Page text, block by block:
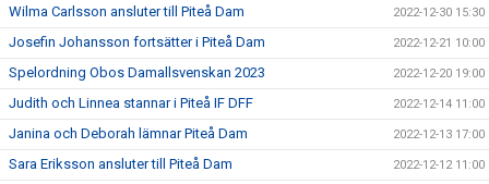
Wilma Carlsson ansluter till Piteå Dam 2022-12-30 15:30
Josefin Johansson fortsätter i Piteå Dam 2022-12-21 10:00
Spelordning Obos Damallsvenskan 2023 2022-12-20 19:00
Judith och Linnea stannar i Piteå IF DFF 2022-12-14 11:00
Janina och Deborah lämnar Piteå Dam 2022-12-13 17:00
Sara Eriksson ansluter till Piteå Dam 2022-12-12 11:00